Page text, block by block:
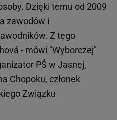
Dzięki temu od 2009
zawodów i
Z tego
- mówi "Wyborczej"
PŚ w Jasnej,
Chopoku, członek
Związku